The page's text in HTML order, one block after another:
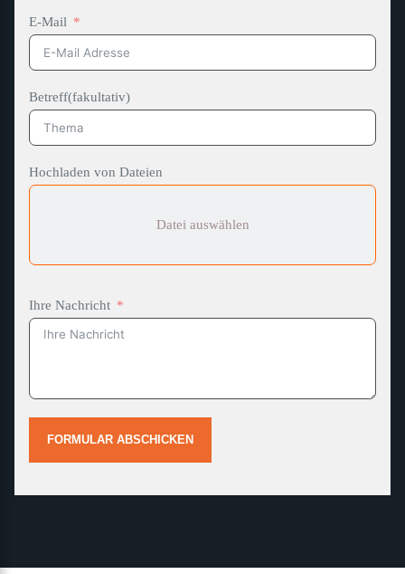
E-Mail
Betreff(fakultativ)
Hochladen von Dateien
Datei auswählen
Ihre Nachricht
FORMULAR ABSCHICKEN